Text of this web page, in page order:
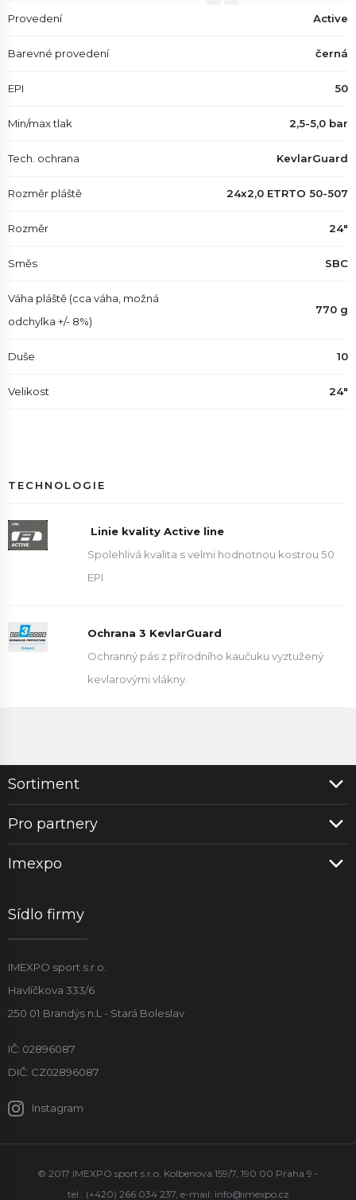
Provedení Active
Barevné provedení černá
EPI 50
Min/max tlak 2,5-5,0 bar
Tech. ochrana KevlarGuard
Rozměr pláště 24x2,0 ETRTO 50-507
Rozměr 24"
Směs SBC
Váha pláště (cca váha, možná
odchylka +/- 8%)
770 g
Duše 10
Velikost 24"
TECHNOLOGIE
Linie kvality Active line
Spolehlivá kvalita s velmi hodnotnou kostrou 50
EPI
Ochrana 3 KevlarGuard
Ochranný pás z přírodního kaučuku vyztužený
kevlarovými vlákny.
Sortiment
Pro partnery
Imexpo
Sídlo firmy
IMEXPO sport s.r.o.
Havlíčkova 333/6
250 01 Brandýs n.L - Stará Boleslav
IČ: 02896087
DIČ: CZ02896087
Instagram
© 2017 IMEXPO sport s.r.o. Kolbenova 159/7, 190 00 Praha 9 -
tel.: (+420) 266 034 237, e-mail: info@imexpo.cz